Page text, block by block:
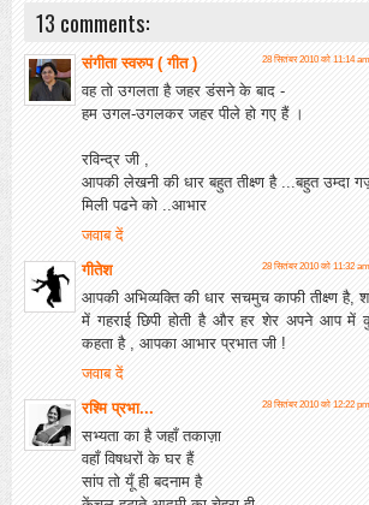
13 comments:
संगीता स्वरुप ( गीत ) 28 सितंबर 2010 को 11:14
वह तो उगलता है जहर डंसने के बाद -
हम उगल-उगलकर जहर पीले हो गए हैं ।
रविन्द्र जी ,
आपकी लेखनी की धार बहुत तीक्ष्ण है ...बहुत उम्दा
मिली पढने को ..आभार
जवाब दें
गीतेश
28 सितंबर 2010 को 11:32
आपकी अभिव्यक्ति की धार सचमुच काफी तीक्ष्ण है,
में गहराई छिपी होती है और हर शेर अपने आप में
कहता है , आपका आभार प्रभात जी !
जवाब दें
रश्मि प्रभा...
28 सितंबर 2010 को 12:22
सभ्यता का है जहाँ तकाज़ा
वहाँ विषधरों के घर हैं
सांप तो यूँ ही बदनाम है